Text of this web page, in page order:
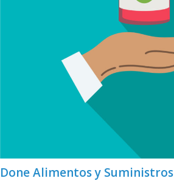
Done Alimentos y Suministros